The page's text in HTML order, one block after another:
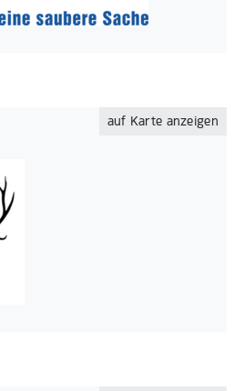
auf Karte anzeigen